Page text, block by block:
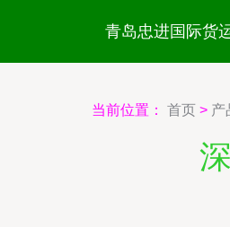
青岛忠进国际货
当前位置： 首页 > 产